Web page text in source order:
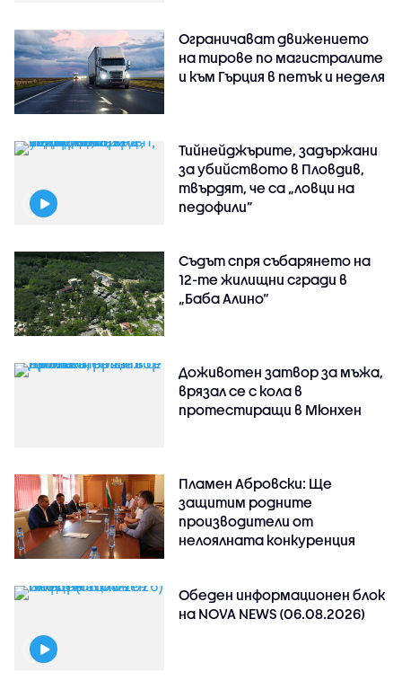
Ограничават движението
на тирове по магистралите
и към Гърция в петък и неделя
Тийнейджърите, задържани
за убийството в Пловдив,
твърдят, че са „ловци на
педофили”
Съдът спря събарянето на
12-те жилищни сгради в
„Баба Алино“
Доживотен затвор за мъжа,
врязал се с кола в
протестиращи в Мюнхен
Пламен Абровски: Ще
защитим родните
производители от
нелоялната конкуренция
Обеден информационен блок
на NOVA NEWS (06.08.2026)